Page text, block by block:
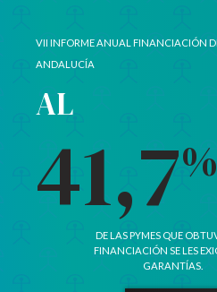
VII INFORME ANUAL FINANCIACIÓN
ANDALUCÍA
EL
86,2%
DE LAS PEQUEÑAS
NECESIDADES DE